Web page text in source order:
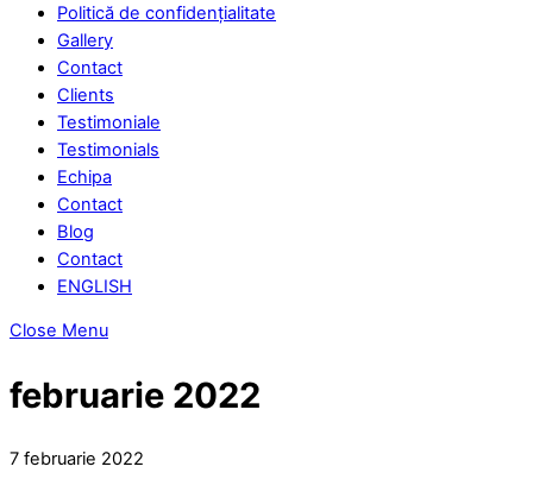
Politică de confidențialitate
Gallery
Contact
Clients
Testimoniale
Testimonials
Echipa
Contact
Blog
Contact
ENGLISH
Close Menu
februarie 2022
7 februarie 2022